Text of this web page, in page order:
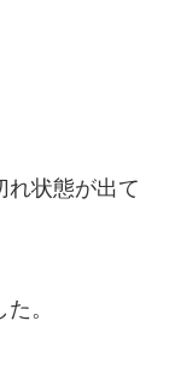
れ状態が出て
。